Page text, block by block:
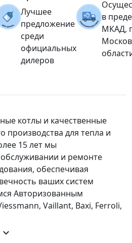
Лучшее
предложение
среди
официальных
дилеров
в
МКАД,
котлы и качественные
производства для тепла и
15 лет мы
и ремонте
обеспечивая
ваших систем
Авторизованным
Vaillant, Baxi, Ferroli,